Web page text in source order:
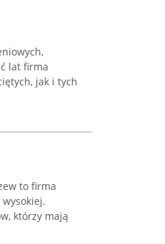
lat firma
jak i tych
to firma
którzy mają